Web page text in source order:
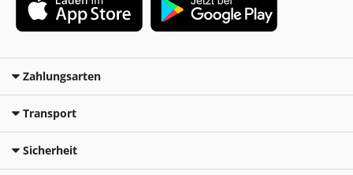
Zahlungsarten
Transport
Sicherheit